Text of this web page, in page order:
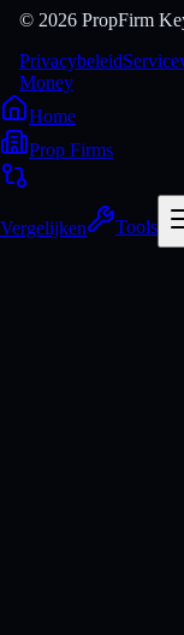
© 2026 PropFirm
Privacybeleid
Money
Home
Prop Firms
Vergelijken Tools